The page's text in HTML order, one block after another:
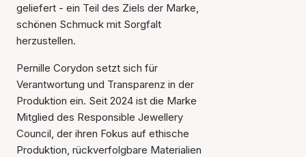
geliefert - ein Teil des Ziels der Marke,
schönen Schmuck mit Sorgfalt
herzustellen.
Pernille Corydon setzt sich für
Verantwortung und Transparenz in der
Produktion ein. Seit 2024 ist die Marke
Mitglied des Responsible Jewellery
Council, der ihren Fokus auf ethische
Produktion, rückverfolgbare Materialien